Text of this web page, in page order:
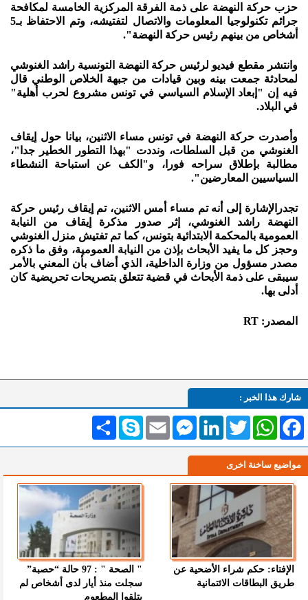
حزب حركة النهضة على ذمة الفرقة المركزية الخامسة لمكافحة
جرائم تكنولوجيا المعلومات والاتصال لتفتيشه، وتم الاحتفاظ بـ5
أشخاص من بينهم رئيس حركة النهضة".
وانتشر مقطع فيديو لرئيس حركة النهضة التونسية راشد الغنوشي
لمحادثة جمعت بينه وبين قيادات من جبهة الخلاص الوطني قال
فيه إن "إبعاد الإسلام السياسي في تونس مشروع لحرب أهلية"
في البلاد.
وأصدرت حركة النهضة في تونس مساء الاثنين، بيانا حول إيقاف
الغنوشي من قبل السلطات، ونددت "بهذا التطور الخطير جدا"،
مطالبة بإطلاق سراحه فورا، و"الكف عن استباحة النشطاء
السياسيين المعارضين".
تجدرالإشارة إلى أنه تم مساء أمس الاثنين، تم إيقاف رئيس حركة
النهضة راشد الغنوشي، إثر صدور مذكرة إيقاف من النيابة
العمومية بالمحكمة الابتدائية بتونس، كما تم تفتيش منزل الغنوشي
وحجز كل ما يفيد الأبحاث بإذن من النيابة العمومية، وفق ما ذكره
مصدر مسؤول من وزارة الداخلية، الذي أضاف بأن المعني بالأمر
سيبقى على ذمة الأبحاث في قضية تتعلق بتصريحات تحريضية كان
أدلى بها.
المصدر: RT
شارك هذا الخبر :
انشر Skype Email
MessengerLinkedInTwitterWhatsAppFacebook
مواضيع ساخنة اخرى
الإفتاء: حكم شراء الأضحية عن
طريق البطاقات الائتمانية
" الصحة " : 97 حالة “حصبة”
سجلت منذ أيار لدى أشخاص لم
يتلقوا المطعوم